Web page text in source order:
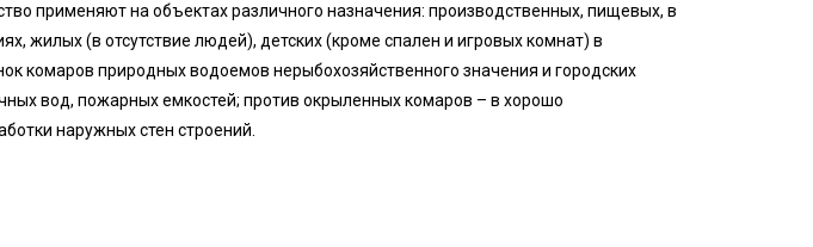
применяют на объектах различного назначения: производственных, пищевых, в
жилых (в отсутствие людей), детских (кроме спален и игровых комнат) в
комаров природных водоемов нерыбохозяйственного значения и городских
вод, пожарных емкостей; против окрыленных комаров – в хорошо
наружных стен строений.